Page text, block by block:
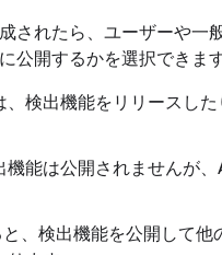
されたら、ユーザーや一
公開するかを選択できます
、検出機能をリリースし
機能は公開されませんが
、検出機能を公開して他